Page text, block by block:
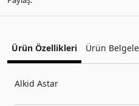
Ürün Özellikleri Ürün
Alkid Astar